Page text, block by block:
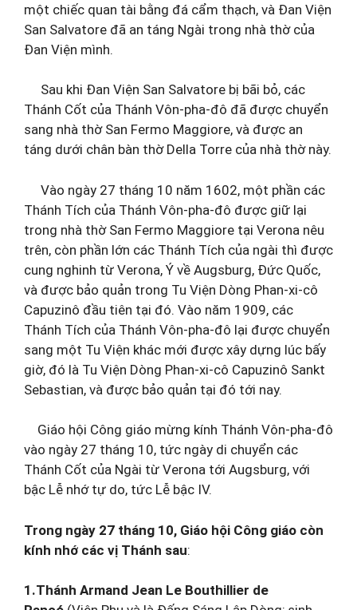
một chiếc quan tài bằng đá cẩm thạch, và Đan Viện
San Salvatore đã an táng Ngài trong nhà thờ của
Đan Viện mình.
Sau khi Đan Viện San Salvatore bị bãi bỏ, các
Thánh Cốt của Thánh Vôn-pha-đô đã được chuyển
sang nhà thờ San Fermo Maggiore, và được an
táng dưới chân bàn thờ Della Torre của nhà thờ này.
Vào ngày 27 tháng 10 năm 1602, một phần các
Thánh Tích của Thánh Vôn-pha-đô được giữ lại
trong nhà thờ San Fermo Maggiore tại Verona nêu
trên, còn phần lớn các Thánh Tích của ngài thì được
cung nghinh từ Verona, Ý về Augsburg, Đức Quốc,
và được bảo quản trong Tu Viện Dòng Phan-xi-cô
Capuzinô đầu tiên tại đó. Vào năm 1909, các
Thánh Tích của Thánh Vôn-pha-đô lại được chuyển
sang một Tu Viện khác mới được xây dựng lúc bấy
giờ, đó là Tu Viện Dòng Phan-xi-cô Capuzinô Sankt
Sebastian, và được bảo quản tại đó tới nay.
Giáo hội Công giáo mừng kính Thánh Vôn-pha-đô
vào ngày 27 tháng 10, tức ngày di chuyển các
Thánh Cốt của Ngài từ Verona tới Augsburg, với
bậc Lễ nhớ tự do, tức Lễ bậc IV.
Trong ngày 27 tháng 10, Giáo hội Công giáo còn
kính nhớ các vị Thánh sau:
1.Thánh Armand Jean Le Bouthillier de